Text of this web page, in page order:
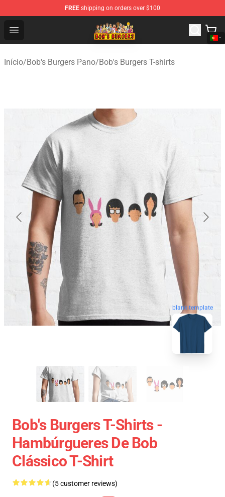
FREE shipping on orders over $100
Open menu
Bob's Burgers Store - Official Bob's Burgers Merchandise
Início/Bob's Burgers Pano/Bob's Burgers T-shirts
blank template
Bob's Burgers T-Shirts -
Hambúrgueres De Bob
Clássico T-Shirt
(5 customer reviews)